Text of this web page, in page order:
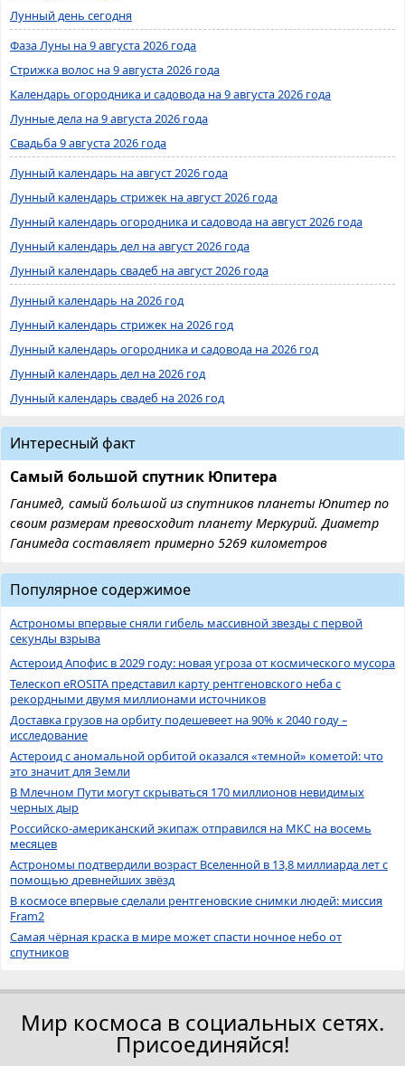
Лунный день сегодня
Фаза Луны на 9 августа 2026 года
Стрижка волос на 9 августа 2026 года
Календарь огородника и садовода на 9 августа 2026 года
Лунные дела на 9 августа 2026 года
Свадьба 9 августа 2026 года
Лунный календарь на август 2026 года
Лунный календарь стрижек на август 2026 года
Лунный календарь огородника и садовода на август 2026 года
Лунный календарь дел на август 2026 года
Лунный календарь свадеб на август 2026 года
Лунный календарь на 2026 год
Лунный календарь стрижек на 2026 год
Лунный календарь огородника и садовода на 2026 год
Лунный календарь дел на 2026 год
Лунный календарь свадеб на 2026 год
Интересный факт
Самый большой спутник Юпитера
Ганимед, самый большой из спутников планеты Юпитер по
своим размерам превосходит планету Меркурий. Диаметр
Ганимеда составляет примерно 5269 километров
Популярное содержимое
Астрономы впервые сняли гибель массивной звезды с первой
секунды взрыва
Астероид Апофис в 2029 году: новая угроза от космического мусора
Телескоп eROSITA представил карту рентгеновского неба с
рекордными двумя миллионами источников
Доставка грузов на орбиту подешевеет на 90% к 2040 году –
исследование
Астероид с аномальной орбитой оказался «темной» кометой: что
это значит для Земли
В Млечном Пути могут скрываться 170 миллионов невидимых
черных дыр
Российско-американский экипаж отправился на МКС на восемь
месяцев
Астрономы подтвердили возраст Вселенной в 13,8 миллиарда лет с
помощью древнейших звёзд
В космосе впервые сделали рентгеновские снимки людей: миссия
Fram2
Самая чёрная краска в мире может спасти ночное небо от
спутников
Мир космоса в социальных сетях.
Присоединяйся!